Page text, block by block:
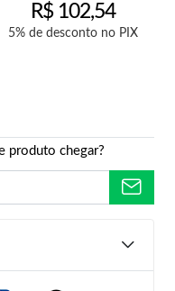
R$102,54
5% de desconto no PIX
produto chegar?